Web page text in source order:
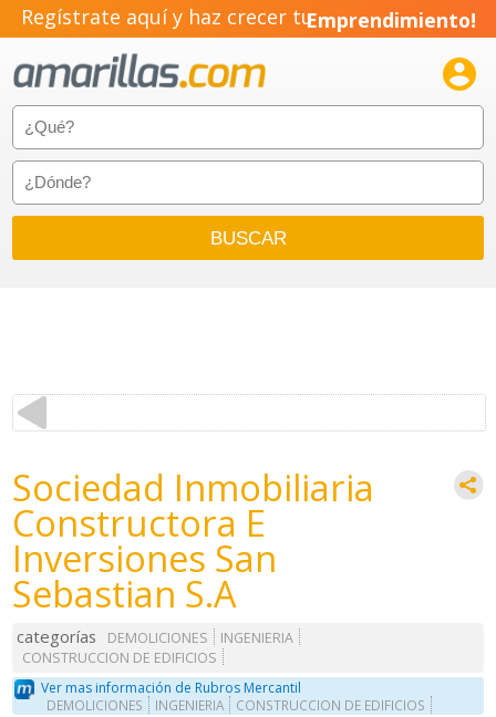
Regístrate aquí y haz crecer tuEmprendimiento!

Sociedad Inmobiliaria
Constructora E
Inversiones San
Sebastian S.A
categorías DEMOLICIONES
INGENIERIA
CONSTRUCCION DE EDIFICIOS
Ver mas información de Rubros Mercantil
DEMOLICIONES INGENIERIA CONSTRUCCION DE EDIFICIOS